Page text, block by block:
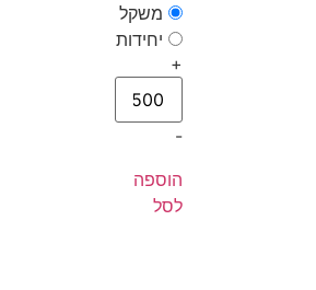
משקל
יחידות
+
-
הוספה
לסל